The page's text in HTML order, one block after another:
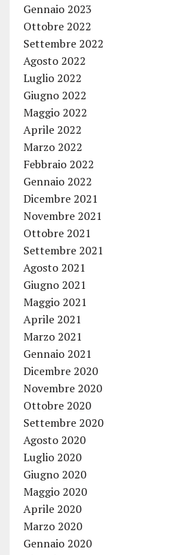
Gennaio 2023
Ottobre 2022
Settembre 2022
Agosto 2022
Luglio 2022
Giugno 2022
Maggio 2022
Aprile 2022
Marzo 2022
Febbraio 2022
Gennaio 2022
Dicembre 2021
Novembre 2021
Ottobre 2021
Settembre 2021
Agosto 2021
Giugno 2021
Maggio 2021
Aprile 2021
Marzo 2021
Gennaio 2021
Dicembre 2020
Novembre 2020
Ottobre 2020
Settembre 2020
Agosto 2020
Luglio 2020
Giugno 2020
Maggio 2020
Aprile 2020
Marzo 2020
Gennaio 2020